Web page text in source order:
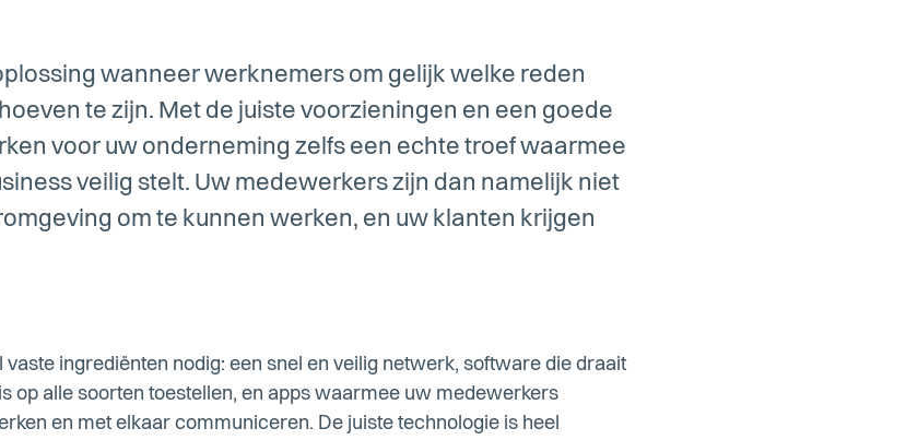
wanneer werknemers om gelijk welke reden
te zijn. Met de juiste voorzieningen en een goede
voor uw onderneming zelfs een echte troef waarmee
veilig stelt. Uw medewerkers zijn dan namelijk niet
om te kunnen werken, en uw klanten krijgen
ingrediënten nodig: een snel en veilig netwerk, software die draait
op alle soorten toestellen, en apps waarmee uw medewerkers
en met elkaar communiceren. De juiste technologie is heel